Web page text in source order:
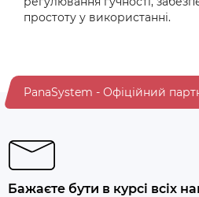
простоту у використанні.
PanaSystem - Офіційний
Бажаєте бути в курсі всіх